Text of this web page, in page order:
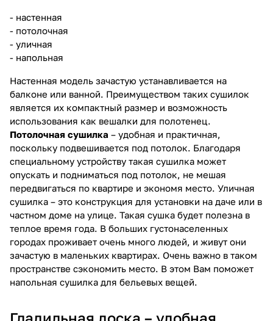
- настенная
- потолочная
- уличная
- напольная
Настенная модель зачастую устанавливается на
балконе или ванной. Преимуществом таких сушилок
является их компактный размер и возможность
использования как вешалки для полотенец.
Потолочная сушилка – удобная и практичная,
поскольку подвешивается под потолок. Благодаря
специальному устройству такая сушилка может
опускать и подниматься под потолок, не мешая
передвигаться по квартире и экономя место. Уличная
сушилка – это конструкция для установки на даче или в
частном доме на улице. Такая сушка будет полезна в
теплое время года. В больших густонаселенных
городах проживает очень много людей, и живут они
зачастую в маленьких квартирах. Очень важно в таком
пространстве сэкономить место. В этом Вам поможет
напольная сушилка для бельевых вещей.